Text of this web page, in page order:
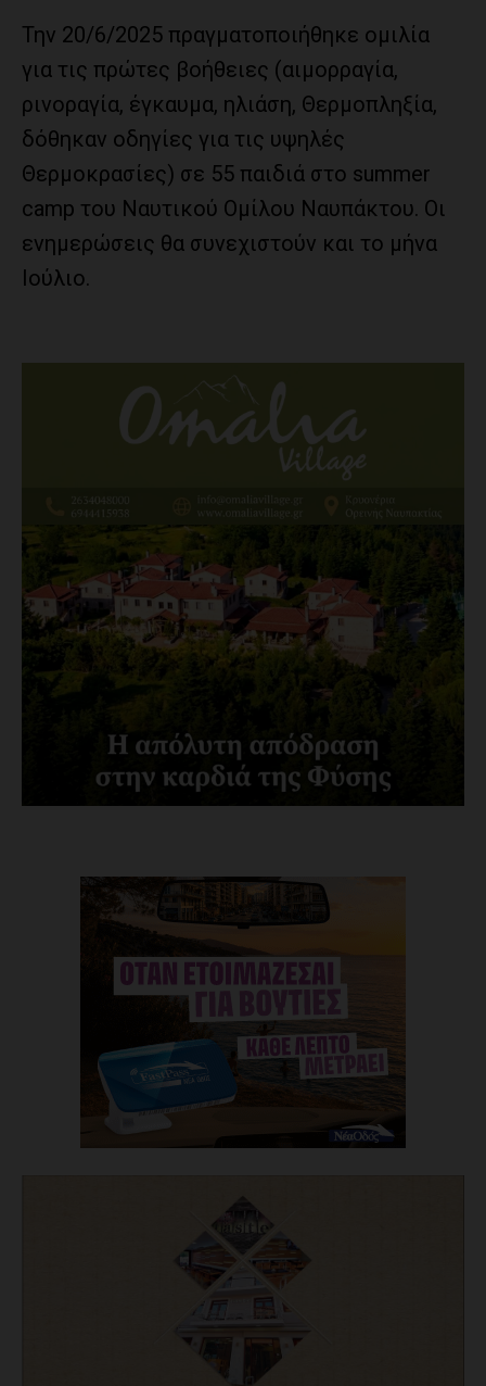
Την 20/6/2025 πραγματοποιήθηκε ομιλία
για τις πρώτες βοήθειες (αιμορραγία,
ρινοραγία, έγκαυμα, ηλιάση, Θερμοπληξία,
δόθηκαν οδηγίες για τις υψηλές
Θερμοκρασίες) σε 55 παιδιά στο summer
camp του Ναυτικού Ομίλου Ναυπάκτου. Οι
ενημερώσεις θα συνεχιστούν και το μήνα
Ιούλιο.